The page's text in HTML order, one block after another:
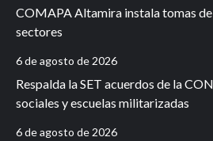
COMAPA Altamira instala tomas
sectores
6 de agosto de 2026
Respalda la SET acuerdos de la
sociales y escuelas militarizadas
6 de agosto de 2026